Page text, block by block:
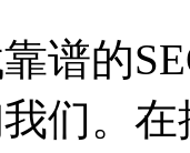
谱的
们。